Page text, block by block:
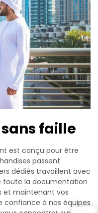
faille
est conçu pour être
passent
dédiés travaillent avec
toute la documentation
et maintenant vos
confiance à nos équipes